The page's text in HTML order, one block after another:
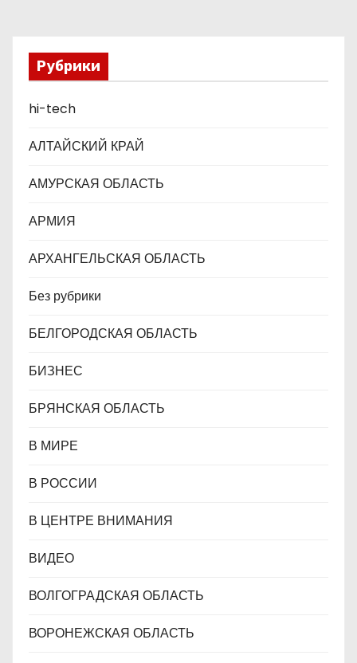
а
п
и
с
я
м
Рубрики
hi-tech
АЛТАЙСКИЙ КРАЙ
АМУРСКАЯ ОБЛАСТЬ
АРМИЯ
АРХАНГЕЛЬСКАЯ ОБЛАСТЬ
Без рубрики
БЕЛГОРОДСКАЯ ОБЛАСТЬ
БИЗНЕС
БРЯНСКАЯ ОБЛАСТЬ
В МИРЕ
В РОССИИ
В ЦЕНТРЕ ВНИМАНИЯ
ВИДЕО
ВОЛГОГРАДСКАЯ ОБЛАСТЬ
ВОРОНЕЖСКАЯ ОБЛАСТЬ